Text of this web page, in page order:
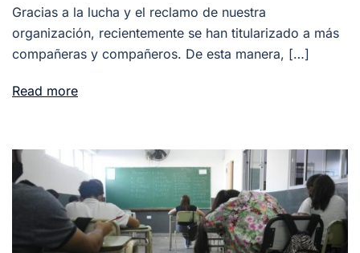
Gracias a la lucha y el reclamo de nuestra
organización, recientemente se han titularizado a más
compañeras y compañeros. De esta manera, […]
Read more